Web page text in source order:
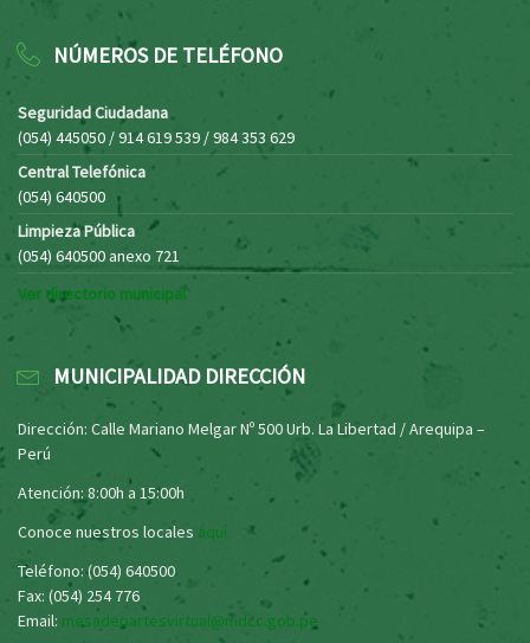
NÚMEROS DE TELÉFONO
Seguridad Ciudadana
(054) 445050 / 914 619 539 / 984 353 629
Central Telefónica
(054) 640500
Limpieza Pública
(054) 640500 anexo 721
Ver directorio municipal
MUNICIPALIDAD DIRECCIÓN
Dirección: Calle Mariano Melgar Nº 500 Urb. La Libertad / Arequipa –
Perú
Atención: 8:00h a 15:00h
Conoce nuestros locales aquí
Teléfono: (054) 640500
Fax: (054) 254 776
Email: mesadepartesvirtual@mdcc.gob.pe